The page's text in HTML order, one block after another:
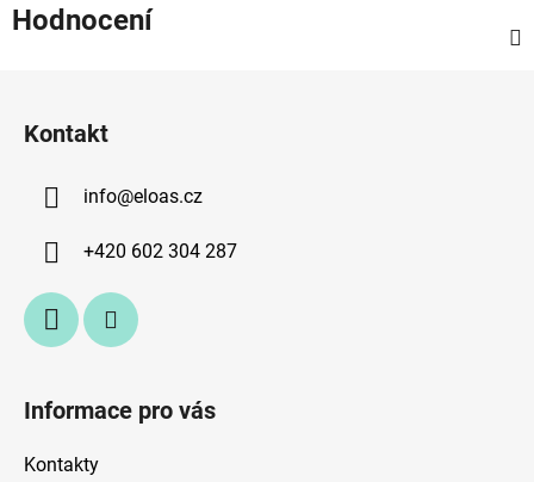
Hodnocení
Kontakt
info@eloas.cz
+420 602 304 287
Informace pro vás
Kontakty